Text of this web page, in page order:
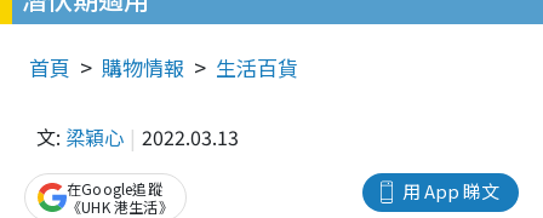
首頁 購物情報 生活百貨
文: 梁穎心 2022.03.13
用 App 睇文
在Google追蹤
《UHK 港生活》